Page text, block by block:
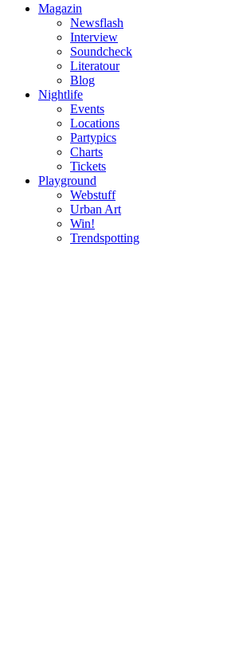
Magazin
Newsflash
Interview
Soundcheck
Literatour
Blog
Nightlife
Events
Locations
Partypics
Charts
Tickets
Playground
Webstuff
Urban Art
Win!
Trendspotting